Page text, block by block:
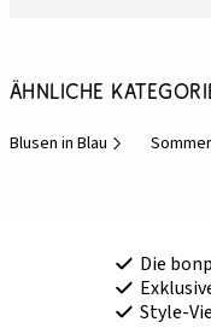
Ähnliche
Blusen in Blau
Die
Style-